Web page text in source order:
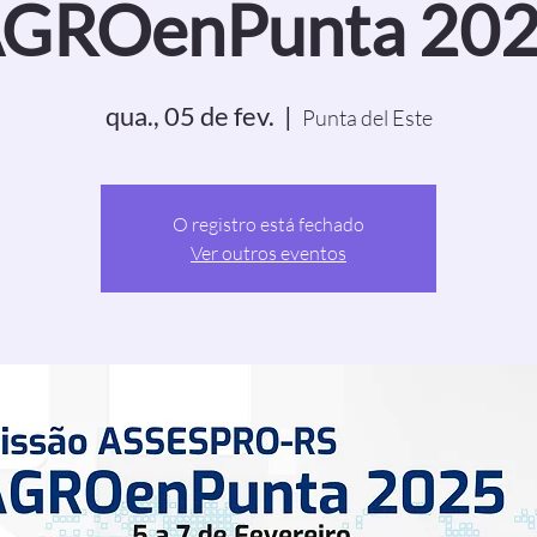
qua., 05 de fev.
  |
Punta del Este
O registro está fechado
Ver outros eventos